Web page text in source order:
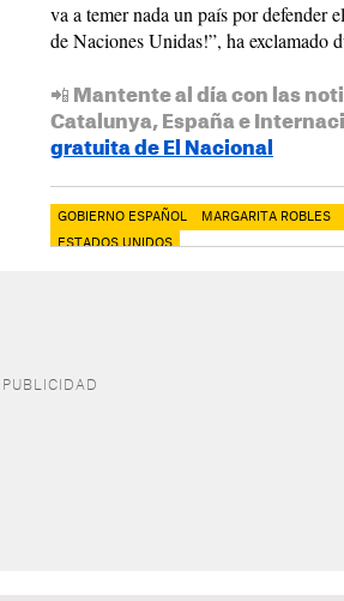
va a temer nada un país por defender
de Naciones Unidas!”, ha exclamado
📲 Mantente al día con las
Catalunya, España e
gratuita de El Nacional
GOBIERNO ESPAÑOL MARGARITA ROBLES
ESTADOS UNIDOS